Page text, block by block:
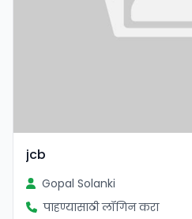
jcb
Gopal Solanki
पाहण्यासाठी लॉगिन करा